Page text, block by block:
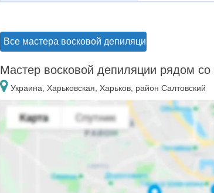
Все мастера восковой депиляции в Харькове
Мастер восковой депиляции рядом со
Украина, Харьковская, Харьков, район Салтовский